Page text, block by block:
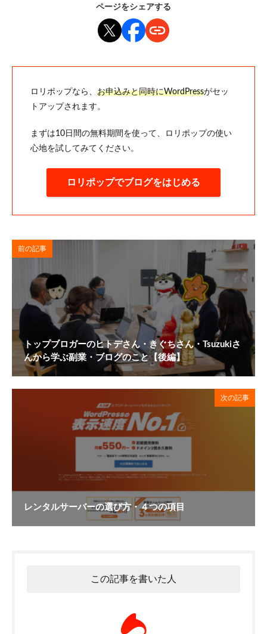
ページをシェアする
ロリポップなら、 お申込みと同時にWordPressがセッ
トアップされます。
まずは10日間の無料期間を使って、ロリポップの使い
心地を試してみてください。
ロリポップでブログをはじめる
前の記事
トップブロガーのヒトデさん・きぐちさん・Tsuzukiさ
んから学ぶ副業・ブログのこと【後編】
次の記事
レンタルサーバーの選び方・４つの項目
この記事を書いた人